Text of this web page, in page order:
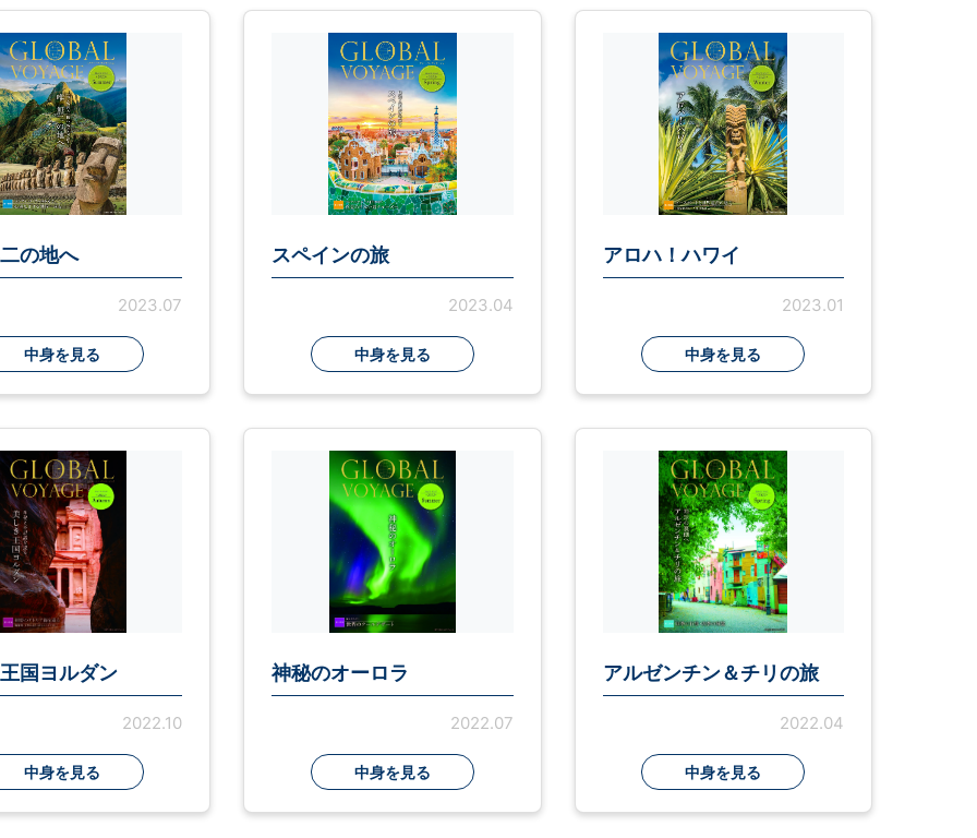
の地へ
2023.07
中身を見る
スペインの旅
2023.04
中身を見る
アロハ！ハワイ
2023.01
中身を見る
国ヨルダン
2022.10
中身を見る
神秘のオーロラ
2022.07
中身を見る
アルゼンチン＆チリの旅
2022.04
中身を見る